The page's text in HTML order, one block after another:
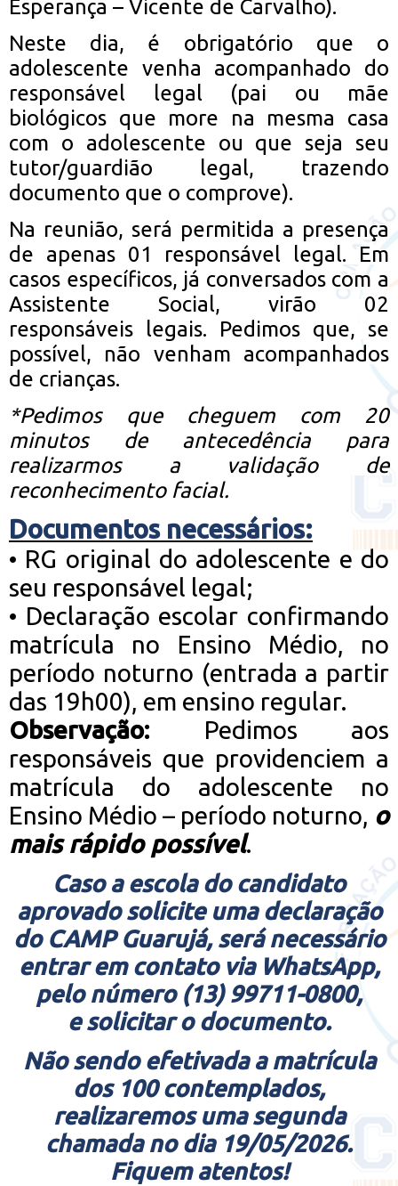
Esperança – Vicente de Carvalho).
Neste dia, é obrigatório que o
adolescente venha acompanhado do
responsável legal (pai ou mãe
biológicos que more na mesma casa
com o adolescente ou que seja seu
tutor/guardião legal, trazendo
documento que o comprove).
Na reunião, será permitida a presença
de apenas 01 responsável legal. Em
casos específicos, já conversados com a
Assistente Social, virão 02
responsáveis legais. Pedimos que, se
possível, não venham acompanhados
de crianças.
*Pedimos que cheguem com 20
minutos de antecedência para
realizarmos a validação de
reconhecimento facial.
Documentos necessários:
• RG original do adolescente e do
seu responsável legal;
• Declaração escolar confirmando
matrícula no Ensino Médio, no
período noturno (entrada a partir
das 19h00), em ensino regular.
Observação: Pedimos aos
responsáveis que providenciem a
matrícula do adolescente no
Ensino Médio – período noturno, o
mais rápido possível.
Caso a escola do candidato
aprovado solicite uma declaração
do CAMP Guarujá, será necessário
entrar em contato via WhatsApp,
pelo número (13) 99711-0800,
e solicitar o documento.
Não sendo efetivada a matrícula
dos 100 contemplados,
realizaremos uma segunda
chamada no dia 19/05/2026.
Fiquem atentos!